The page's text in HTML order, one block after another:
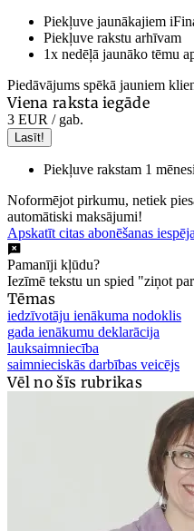
Piekļuve jaunākajiem
Piekļuve rakstu arhīvam
1x nedēļā jaunāko tēmu
Piedāvājums spēkā jauniem
Viena raksta iegāde
3 EUR / gab.
Lasīt!
Piekļuve rakstam 1
Noformējot pirkumu, netiek
automātiski maksājumi!
Apskatīt citas abonēšanas
Pamanīji kļūdu?
Iezīmē tekstu un spied "ziņot
Tēmas
iedzīvotāju ienākuma nodoklis
gada ienākumu deklarācija
lauksaimniecība
saimnieciskās darbības veicējs
Vēl no šīs rubrikas